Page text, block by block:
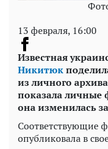
13 февраля, 16:00
Известная
Никитюк
из личного
показала личные
она изменилась
Соответствующие
опубликовала в